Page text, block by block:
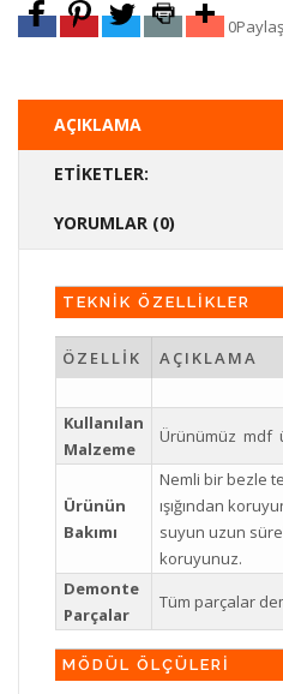
0
AÇIKLAMA
ETIKETLER:
YORUMLAR (0)
TEKNİK ÖZELLİKLER
ÖZELLİK AÇIKLAMA
Kullanılan
Malzeme
Ürünümüz mdf
Ürünün
Bakımı
Nemli bir bezle
ışığından
suyun uzun
koruyunuz.
Demonte
Parçalar
Tüm parçalar
MÖDÜL ÖLÇÜLERİ